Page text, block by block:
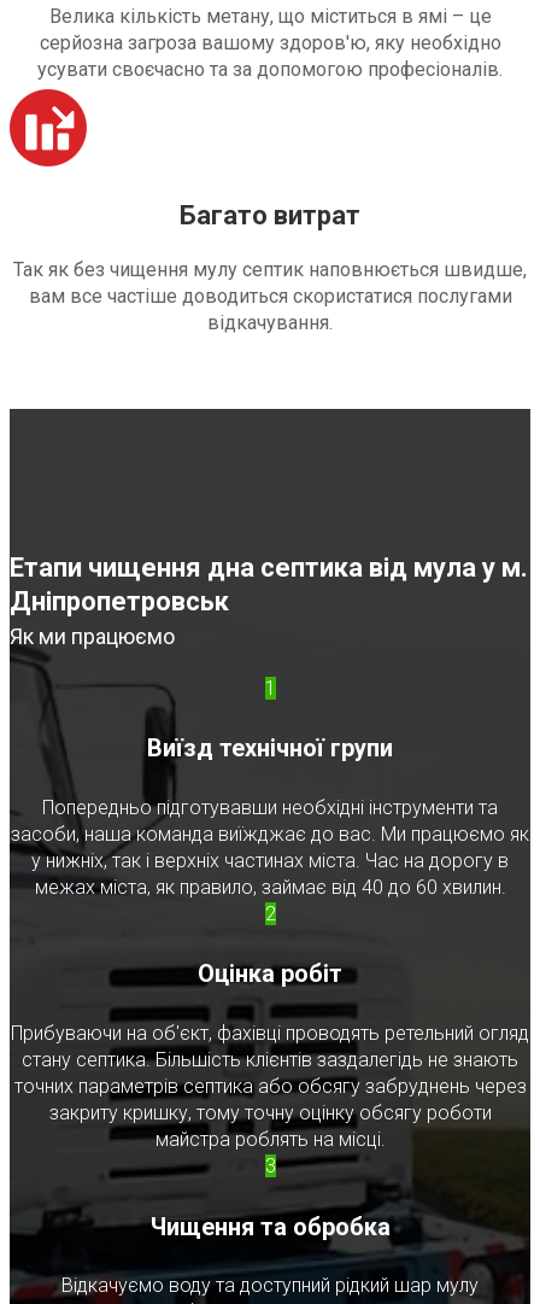
Велика кількість метану, що міститься в ямі – це
серйозна загроза вашому здоров'ю, яку необхідно
усувати своєчасно та за допомогою професіоналів.
Багато витрат
Так як без чищення мулу септик наповнюється швидше,
вам все частіше доводиться скористатися послугами
відкачування.
Етапи чищення дна септика від мула у м.
Дніпропетровськ
Як ми працюємо
1
Виїзд технічної групи
Попередньо підготувавши необхідні інструменти та
засоби, наша команда виїжджає до вас. Ми працюємо як
у нижніх, так і верхніх частинах міста. Час на дорогу в
межах міста, як правило, займає від 40 до 60 хвилин.
2
Оцінка робіт
Прибуваючи на об'єкт, фахівці проводять ретельний огляд
стану септика. Більшість клієнтів заздалегідь не знають
точних параметрів септика або обсягу забруднень через
закриту кришку, тому точну оцінку обсягу роботи
майстра роблять на місці.
3
Чищення та обробка
Відкачуємо воду та доступний рідкий шар мулу